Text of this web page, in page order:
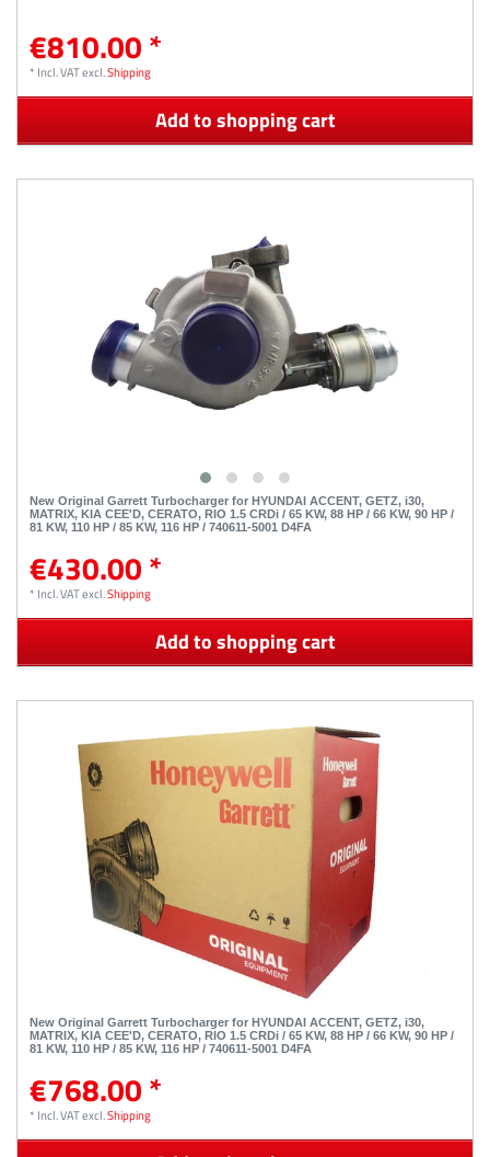
€810.00 *
* Incl. VATexcl.Shipping
Add to shopping cart
New Original Garrett Turbocharger for HYUNDAI ACCENT, GETZ, i30,
MATRIX, KIA CEE'D, CERATO, RIO 1.5 CRDi / 65 KW, 88 HP / 66 KW, 90 HP /
81 KW, 110 HP / 85 KW, 116 HP / 740611-5001 D4FA
€430.00 *
* Incl. VATexcl.Shipping
Add to shopping cart
New Original Garrett Turbocharger for HYUNDAI ACCENT, GETZ, i30,
MATRIX, KIA CEE'D, CERATO, RIO 1.5 CRDi / 65 KW, 88 HP / 66 KW, 90 HP /
81 KW, 110 HP / 85 KW, 116 HP / 740611-5001 D4FA
€768.00 *
* Incl. VATexcl.Shipping